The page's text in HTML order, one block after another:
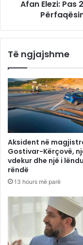
Afan Elezi: Pas
Të ngjajshme
Aksident në
Gostivar-Kërçovë,
vdekur dhe një i
rëndë
13 hours më parë